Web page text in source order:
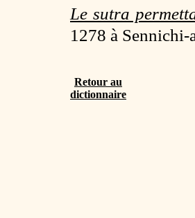
Le sutra
1278 à Sennichi-
Retour au
dictionnaire